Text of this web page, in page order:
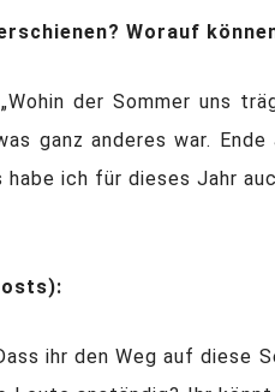
Worauf
der Sommer uns
ganz anderes war.
ich für dieses Jahr
ihr den Weg auf